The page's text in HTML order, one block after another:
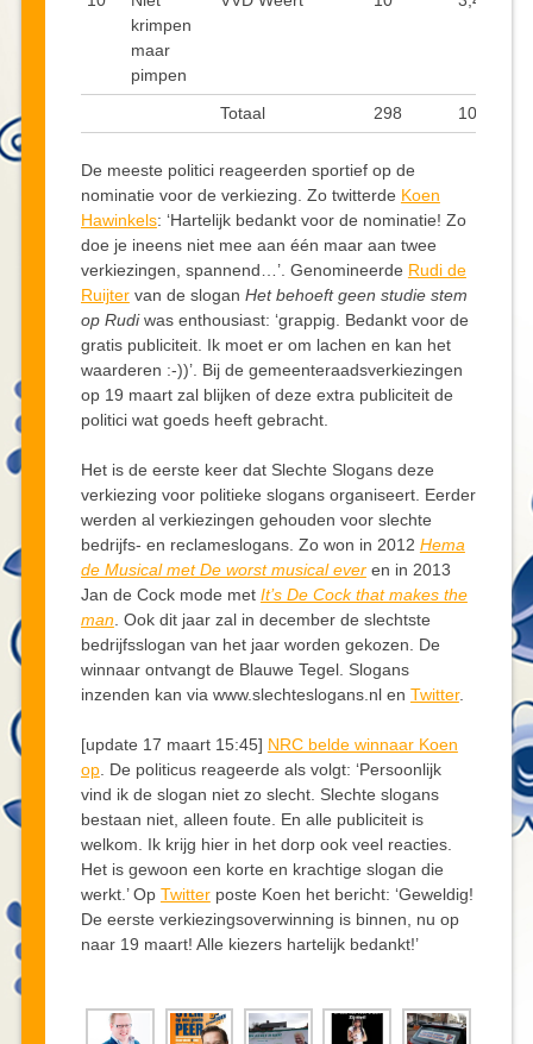
krimpen
maar
pimpen
Totaal 298 100,0
De meeste politici reageerden sportief op de
nominatie voor de verkiezing. Zo twitterde Koen
Hawinkels: ‘Hartelijk bedankt voor de nominatie! Zo
doe je ineens niet mee aan één maar aan twee
verkiezingen, spannend…’. Genomineerde Rudi de
Ruijtervan de slogan Het behoeft geen studie stem
op Rudiwas enthousiast: ‘grappig. Bedankt voor de
gratis publiciteit. Ik moet er om lachen en kan het
waarderen :-))’. Bij de gemeenteraadsverkiezingen
op 19 maart zal blijken of deze extra publiciteit de
politici wat goeds heeft gebracht.
Het is de eerste keer dat Slechte Slogans deze
verkiezing voor politieke slogans organiseert. Eerder
werden al verkiezingen gehouden voor slechte
bedrijfs- en reclameslogans. Zo won in 2012 Hema
de Musical met De worst musical everen in 2013
Jan de Cock mode met It’s De Cock that makes the
man. Ook dit jaar zal in december de slechtste
bedrijfsslogan van het jaar worden gekozen. De
winnaar ontvangt de Blauwe Tegel. Slogans
inzenden kan via www.slechteslogans.nl en Twitter.
[update 17 maart 15:45] NRC belde winnaar Koen
op. De politicus reageerde als volgt: ‘Persoonlijk
vind ik de slogan niet zo slecht. Slechte slogans
bestaan niet, alleen foute. En alle publiciteit is
welkom. Ik krijg hier in het dorp ook veel reacties.
Het is gewoon een korte en krachtige slogan die
werkt.’ Op Twitterposte Koen het bericht: ‘Geweldig!
De eerste verkiezingsoverwinning is binnen, nu op
naar 19 maart! Alle kiezers hartelijk bedankt!’